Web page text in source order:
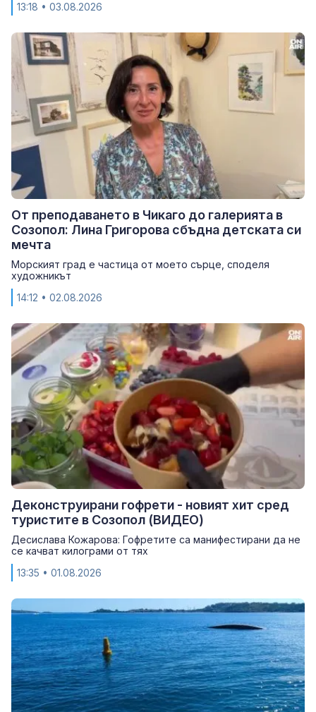
13:18 • 03.08.2026
От преподаването в Чикаго до галерията в
Созопол: Лина Григорова сбъдна детската си
мечта
Морският град е частица от моето сърце, споделя
художникът
14:12 • 02.08.2026
Деконструирани гофрети - новият хит сред
туристите в Созопол (ВИДЕО)
Десислава Кожарова: Гофретите са манифестирани да не
се качват килограми от тях
13:35 • 01.08.2026